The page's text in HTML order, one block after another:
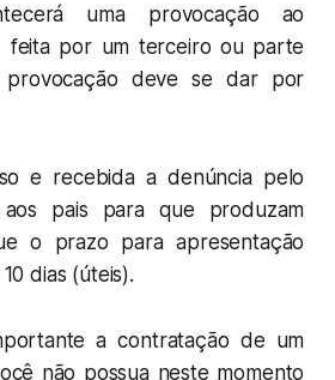
uma provocação ao
feita por um terceiro ou parte
provocação deve se dar por
e recebida a denúncia pelo
pais para que produzam
o prazo para apresentação
dias (úteis).
a contratação de um
não possua neste momento